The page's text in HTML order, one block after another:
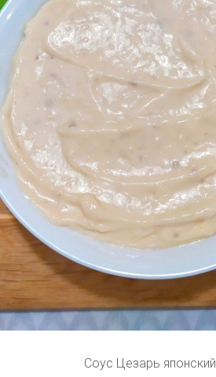
Соус Цезарь японский